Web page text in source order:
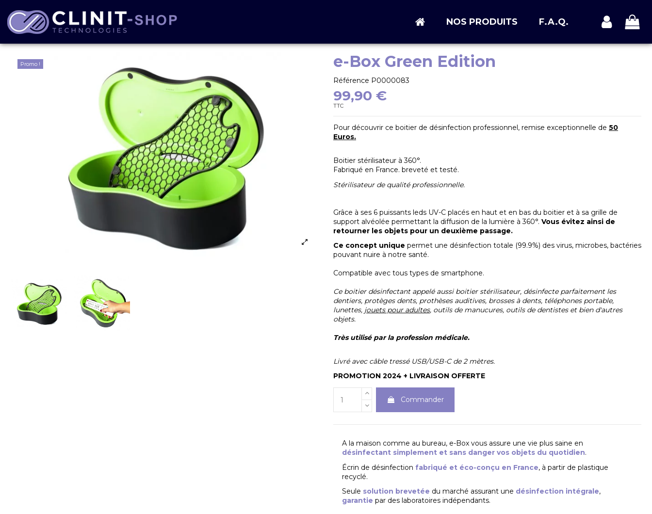
NOS PRODUITS F.A.Q.
Promo ! e-Box Green Edition
Référence P0000083
99,90 €
TTC
Pour découvrir ce boitier de désinfection professionnel, remise exceptionnelle de 50
Euros.
Boitier stérilisateur à 360°.
Fabriqué en France. breveté et testé.
Stérilisateur de qualité professionnelle.
Grâce à ses 6 puissants leds UV-C placés en haut et en bas du boitier et à sa grille de
support alvéolée permettant la diffusion de la lumière à 360°. Vous évitez ainsi de
retourner les objets pour un deuxième passage.
Ce concept unique permet une désinfection totale (99.9%) des virus, microbes, bactéries
pouvant nuire à notre santé.
Compatible avec tous types de smartphone.
Ce boitier désinfectant appelé aussi boitier stérilisateur, désinfecte parfaitement les
dentiers, protèges dents, prothèses auditives, brosses à dents, téléphones portable,
lunettes, jouets pour adultes, outils de manucures, outils de dentistes et bien d'autres
objets.
Très utilisé par la profession médicale.
Livré avec câble tressé USB/USB-C de 2 mètres.
PROMOTION 2024 + LIVRAISON OFFERTE
Commander
A la maison comme au bureau, e-Box vous assure une vie plus saine en
désinfectant simplement et sans danger vos objets du quotidien.
Écrin de désinfection fabriqué et éco-conçu en France, à partir de plastique
recyclé.
Seule solution brevetée du marché assurant une désinfection intégrale,
garantie par des laboratoires indépendants.